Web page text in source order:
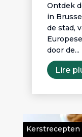
Ontdek
in
de stad,
door de...
Lire
Kerstrecepten